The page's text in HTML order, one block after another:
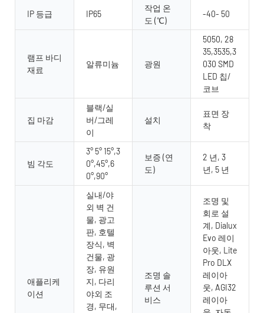
IP 등급 IP65
작업 온
도 (℃)
-40- 50
램프 바디
재료
알류미늄 광원
5050, 28
35,3535,3
030 SMD
LED 칩/
코브
집 마감
블랙/실
버/그레
이
설치
표면 장
착
빔 각도
3° 5° 15°,3
0°,45°,6
0°,90°
보증 (연
도)
2 년, 3
년, 5 년
애플리케
이션
실내/야
외 벽 건
물, 광고
판, 호텔
장식, 벽
건물, 광
장, 유원
지, 다리
야외 조
경, 무대,
조명 솔
루션 서
비스
조명 및
회로 설
계, Dialux
Evo 레이
아웃, Lite
Pro DLX
레이아
웃, AGI32
레이아